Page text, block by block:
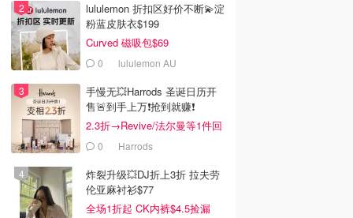
lululemon 折扣区好价不断💫淀
粉蓝皮肤衣$199
Curved 磁吸包$69
0 lululemon AU
手慢无💥Harrods 圣诞日历开
售🚨到手上万❗️抢到就赚❗️
2.3折→Revive/法尔曼等1件回
本！0 Harrods
炸裂升级💥DJ折上3折 拉夫劳
伦亚麻衬衫$77
全场1折起 CK内裤$4.5捡漏